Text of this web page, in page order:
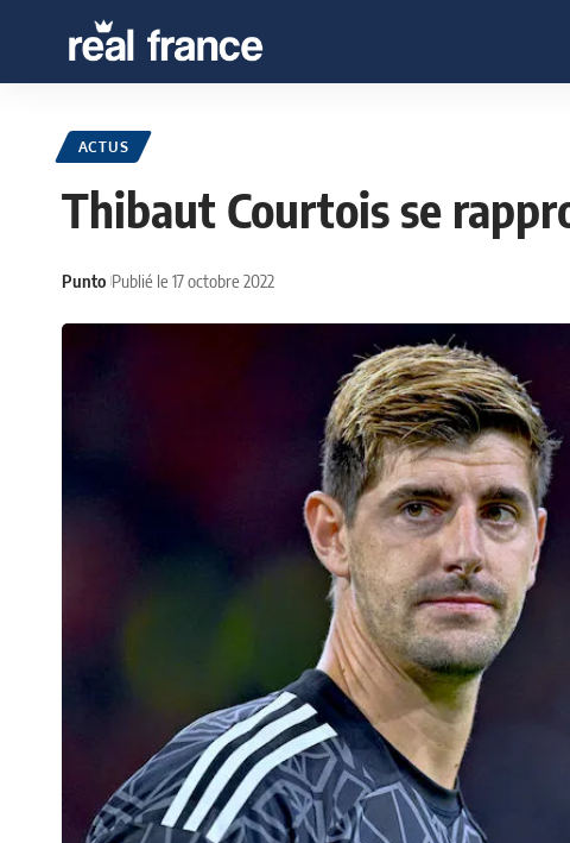
ACTUS
Thibaut Courtois se
Punto Publié le 17 octobre 2022